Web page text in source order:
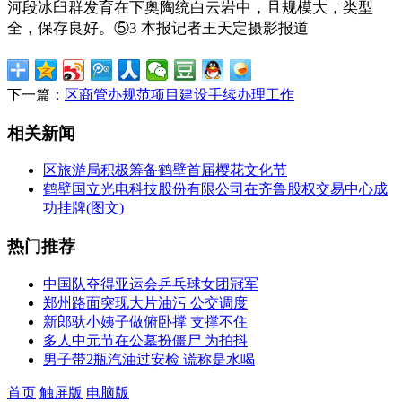
河段冰臼群发育在下奥陶统白云岩中，且规模大，类型
全，保存良好。⑤3 本报记者王天定摄影报道
下一篇： 区商管办规范项目建设手续办理工作
相关新闻
区旅游局积极筹备鹤壁首届樱花文化节
鹤壁国立光电科技股份有限公司在齐鲁股权交易中心成
功挂牌(图文)
热门推荐
中国队夺得亚运会乒乓球女团冠军
郑州路面突现大片油污 公交调度
新郎驮小姨子做俯卧撑 支撑不住
多人中元节在公墓扮僵尸 为拍抖
男子带2瓶汽油过安检 谎称是水喝
首页 触屏版 电脑版